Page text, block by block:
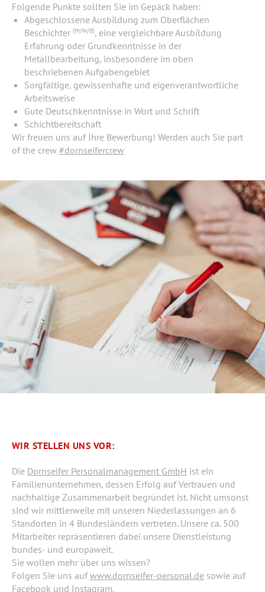
Folgende Punkte sollten Sie im Gepäck haben:
Abgeschlossene Ausbildung zum Oberflächen
Beschichter (m/w/d), eine vergleichbare Ausbildung
Erfahrung oder Grundkenntnisse in der
Metallbearbeitung, insbesondere im oben
beschriebenen Aufgabengebiet
Sorgfältige, gewissenhafte und eigenverantwortliche
Arbeitsweise
Gute Deutschkenntnisse in Wort und Schrift
Schichtbereitschaft
Wir freuen uns auf Ihre Bewerbung! Werden auch Sie part
of the crew #dornseifercrew
WIR STELLEN UNS VOR:
Die Dornseifer Personalmanagement GmbH ist ein
Familienunternehmen, dessen Erfolg auf Vertrauen und
nachhaltige Zusammenarbeit begründet ist. Nicht umsonst
sind wir mittlerweile mit unseren Niederlassungen an 6
Standorten in 4 Bundesländern vertreten. Unsere ca. 500
Mitarbeiter repräsentieren dabei unsere Dienstleistung
bundes- und europaweit.
Sie wollen mehr über uns wissen?
Folgen Sie uns aufwww.dornseifer-personal.de sowie auf
Facebook und Instagram.